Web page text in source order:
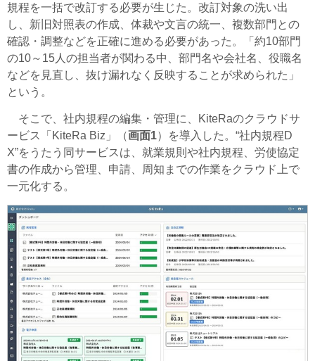
規程を一括で改訂する必要が生じた。改訂対象の洗い出
し、新旧対照表の作成、体裁や文言の統一、複数部門との
確認・調整などを正確に進める必要があった。「約10部門
の10～15人の担当者が関わる中、部門名や会社名、役職名
などを見直し、抜け漏れなく反映することが求められた」
という。
そこで、社内規程の編集・管理に、KiteRaのクラウドサ
ービス「KiteRa Biz」（画面1）を導入した。“社内規程D
X”をうたう同サービスは、就業規則や社内規程、労使協定
書の作成から管理、申請、周知までの作業をクラウド上で
一元化する。